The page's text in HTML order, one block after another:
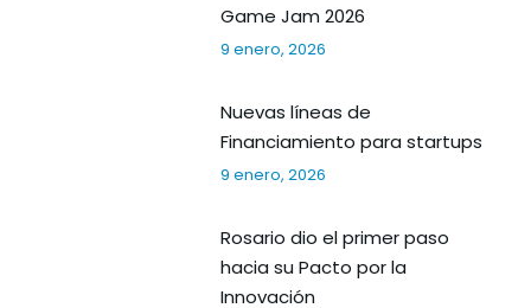
Game Jam 2026
9 enero, 2026
Nuevas líneas de
Financiamiento para startups
9 enero, 2026
Rosario dio el primer paso
hacia su Pacto por la
Innovación